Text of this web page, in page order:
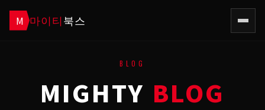
M 마이티북스
BLOG
MIGHTY BLOG